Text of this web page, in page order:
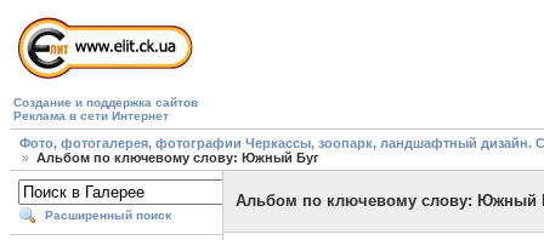
Создание и поддержка сайтов
Реклама в сети Интернет
Фото, фотогалерея, фотографии Черкассы, зоопарк, ландшафтный дизайн.
Альбом по ключевому слову: Южный Буг
Расширенный поиск
Альбом по ключевому слову: Южный